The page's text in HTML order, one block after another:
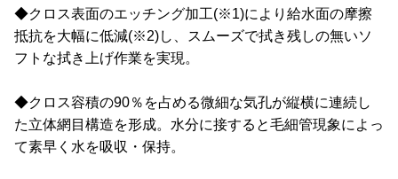
◆クロス表面のエッチング加工(※1)により給水面の摩擦
抵抗を大幅に低減(※2)し、スムーズで拭き残しの無いソ
フトな拭き上げ作業を実現。
◆クロス容積の90％を占める微細な気孔が縦横に連続し
た立体網目構造を形成。水分に接すると毛細管現象によっ
て素早く水を吸収・保持。